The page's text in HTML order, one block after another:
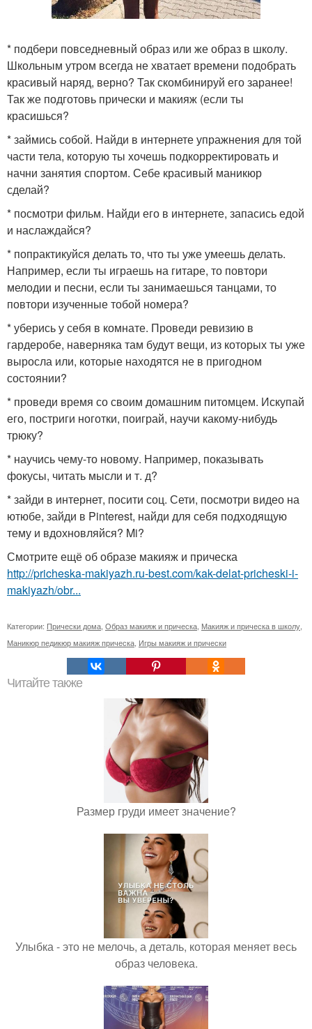
* подбери повседневный образ или же образ в школу.
Школьным утром всегда не хватает времени подобрать
красивый наряд, верно? Так скомбинируй его заранее!
Так же подготовь прически и макияж (если ты
красишься?
* займись собой. Найди в интернете упражнения для той
части тела, которую ты хочешь подкорректировать и
начни занятия спортом. Себе красивый маникюр
сделай?
* посмотри фильм. Найди его в интернете, запасись едой
и наслаждайся?
* попрактикуйся делать то, что ты уже умеешь делать.
Например, если ты играешь на гитаре, то повтори
мелодии и песни, если ты занимаешься танцами, то
повтори изученные тобой номера?
* уберись у себя в комнате. Проведи ревизию в
гардеробе, наверняка там будут вещи, из которых ты уже
выросла или, которые находятся не в пригодном
состоянии?
* проведи время со своим домашним питомцем. Искупай
его, постриги ноготки, поиграй, научи какому-нибудь
трюку?
* научись чему-то новому. Например, показывать
фокусы, читать мысли и т. д?
* зайди в интернет, посити соц. Сети, посмотри видео на
ютюбе, зайди в Pinterest, найди для себя подходящую
тему и вдохновляйся? Mi?
Смотрите ещё об образе макияж и прическа
http://pricheska-makiyazh.ru-best.com/kak-delat-pricheski-i-
makiyazh/obr...
Категории: Прически дома Образ макияж и прическа Макияж и прическа в школу
Маникюр педикюр макияж прическа Игры макияж и прически
Читайте также
Размер груди имеет значение?
Улыбка - это не мелочь, а деталь, которая меняет весь
образ человека.